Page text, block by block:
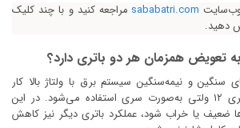
sababatri.com مراجعه کنید و با چند کلیک
دهید.
تعویض همزمان هر دو باتری دارد؟
سنگین و نیمه‌سنگین سیستم برق با ولتاژ بالا کار
می‌کند، از دو یا چند باتری ۱۲ ولتی به‌صورت سری استفاده می‌شود. در این
ضعیف یا خراب شود، عملکرد باتری دیگر نیز کاهش